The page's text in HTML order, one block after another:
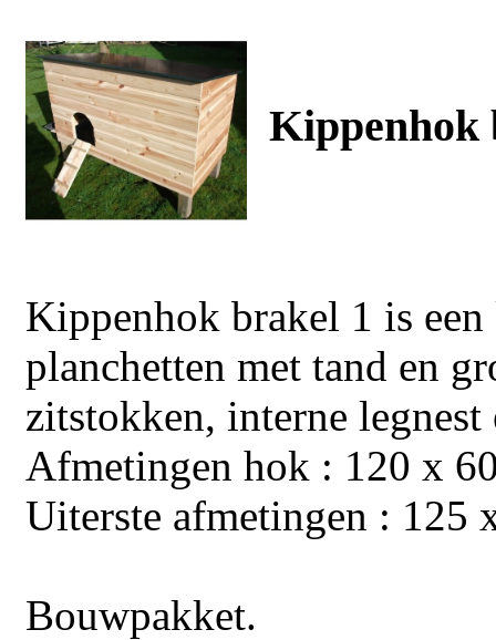
Kippenhok
Kippenhok brakel 1 is
planchetten met tand en
zitstokken, interne
Afmetingen hok : 120 x
Uiterste afmetingen : 125
Bouwpakket.